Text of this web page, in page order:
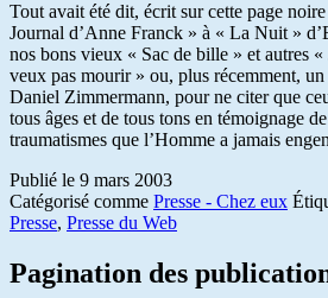
Tout avait été dit, écrit sur cette page
Journal d’Anne Franck » à « La Nuit »
nos bons vieux « Sac de bille » et autres «
veux pas mourir » ou, plus récemment,
Daniel Zimmermann, pour ne citer que
tous âges et de tous tons en témoignage
traumatismes que l’Homme a jamais
Publié le 9 mars 2003
Catégorisé comme Presse - Chez eux
Presse, Presse du Web
Pagination des